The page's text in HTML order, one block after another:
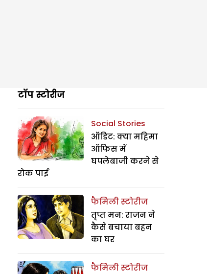
टॉप स्टोरीज
Social Stories
ऑडिट: क्या महिमा
ऑफिस में
घपलेबाजी करने से
रोक पाई
फैमिली स्टोरीज
तृप्त मन: राजन ने
कैसे बचाया बहन
का घर
फैमिली स्टोरीज